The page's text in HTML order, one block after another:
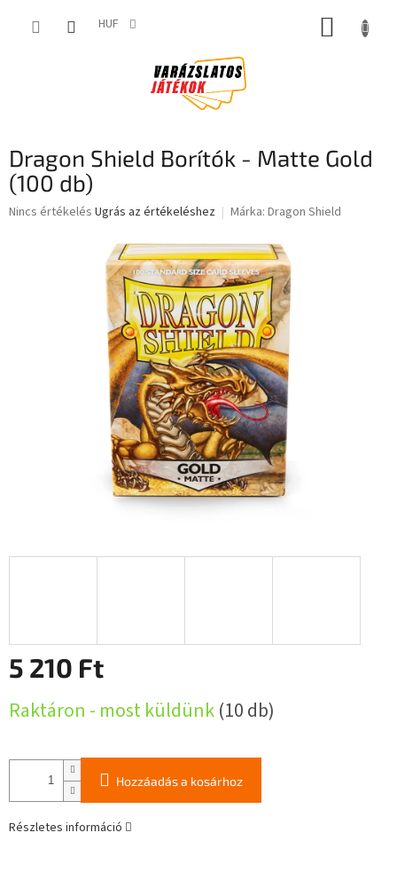
HUF KOSÁR
Dragon Shield Borítók - Matte Gold
(100 db)
A
Nincs értékelés Ugrás az értékeléshez Márka: Dragon Shield
5 210 Ft
Raktáron - most küldünk(10 db)
Hozzáadás a kosárhoz
Részletes információ